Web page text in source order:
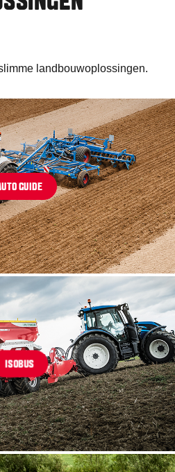
landbouwoplossingen.
GUIDE
ISOBUS